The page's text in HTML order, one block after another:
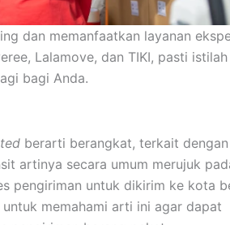
dan memanfaatkan layanan
Lalamove, dan TIKI, pasti
bagi Anda.
berarti berangkat, terkait
artinya secara umum merujuk
pengiriman untuk dikirim ke kota
memahami arti ini agar dapat